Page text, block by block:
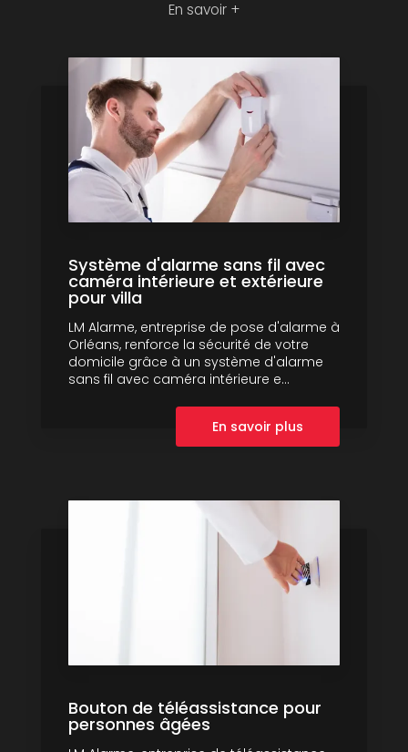
En savoir +
Système d'alarme sans fil avec
caméra intérieure et extérieure
pour villa
LM Alarme, entreprise de pose d'alarme à
Orléans, renforce la sécurité de votre
domicile grâce à un système d'alarme
sans fil avec caméra intérieure e...
En savoir plus
Bouton de téléassistance pour
personnes âgées